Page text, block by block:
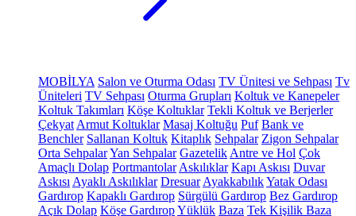
MOBİLYA Salon ve Oturma Odası TV Ünitesi ve Sehpası Tv
Üniteleri TV Sehpası Oturma Grupları Koltuk ve Kanepeler
Koltuk Takımları Köşe Koltuklar Tekli Koltuk ve Berjerler
Çekyat Armut Koltuklar Masaj Koltuğu Puf Bank ve
Benchler Sallanan Koltuk Kitaplık Sehpalar Zigon Sehpalar
Orta SehpalarYan Sehpalar Gazetelik Antre ve Hol Çok
Amaçlı Dolap Portmantolar Askılıklar Kapı Askısı Duvar
Askısı Ayaklı Askılıklar Dresuar AyakkabılıkYatak Odası
Gardırop Kapaklı Gardırop Sürgülü Gardırop Bez Gardırop
Açık Dolap Köşe GardıropYüklük Baza Tek Kişilik Baza